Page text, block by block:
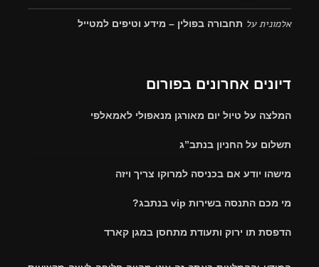
אלמוניתעל תחבורה בפולין – מידע וטיפים למטייל
דיונים אחרונים בפורום
המלצה על טיול יום מאורגן מנאפולי לאמאלפי
תשלום על החניון בנתב”ג
מישהו יודע אם בכניסה למרוקו צריך ויזה
מי מכם התנסה בשירות vip בנתבג?
הדפסת תו ירוק ותעודת מתחסן במגן קארד